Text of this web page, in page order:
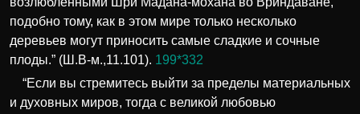
подобно тому, как в этом мире только несколько
деревьев могут приносить самые сладкие и сочные
плоды.” (Ш.В-м.,11.101). 199*332
“Если вы стремитесь выйти за пределы материальных
и духовных миров, тогда с великой любовью